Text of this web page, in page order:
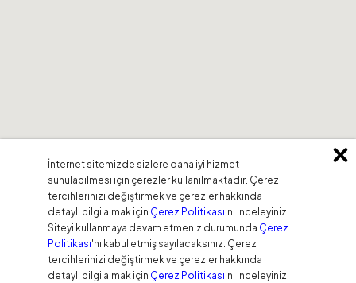
İnternet sitemizde sizlere daha iyi hizmet
sunulabilmesi için çerezler kullanılmaktadır. Çerez
tercihlerinizi değiştirmek ve çerezler hakkında
detaylı bilgi almak için Çerez Politikası'nı inceleyiniz.
Siteyi kullanmaya devam etmeniz durumunda Çerez
Politikası'nı kabul etmiş sayılacaksınız. Çerez
tercihlerinizi değiştirmek ve çerezler hakkında
detaylı bilgi almak için Çerez Politikası'nı inceleyiniz.